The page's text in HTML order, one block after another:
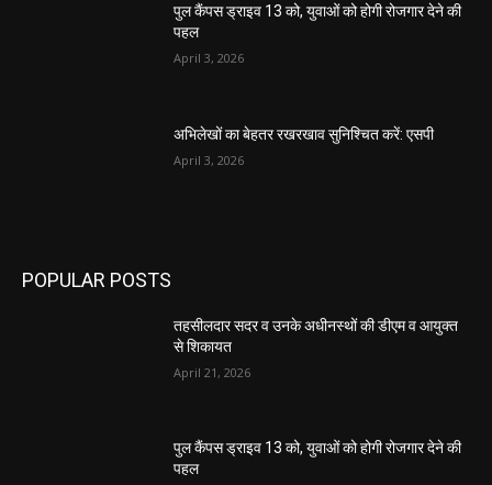
पुल कैंपस ड्राइव 13 को, युवाओं को होगी रोजगार देने की
पहल
April 3, 2026
अभिलेखों का बेहतर रखरखाव सुनिश्चित करें: एसपी
April 3, 2026
POPULAR POSTS
तहसीलदार सदर व उनके अधीनस्थों की डीएम व आयुक्त
से शिकायत
April 21, 2026
पुल कैंपस ड्राइव 13 को, युवाओं को होगी रोजगार देने की
पहल